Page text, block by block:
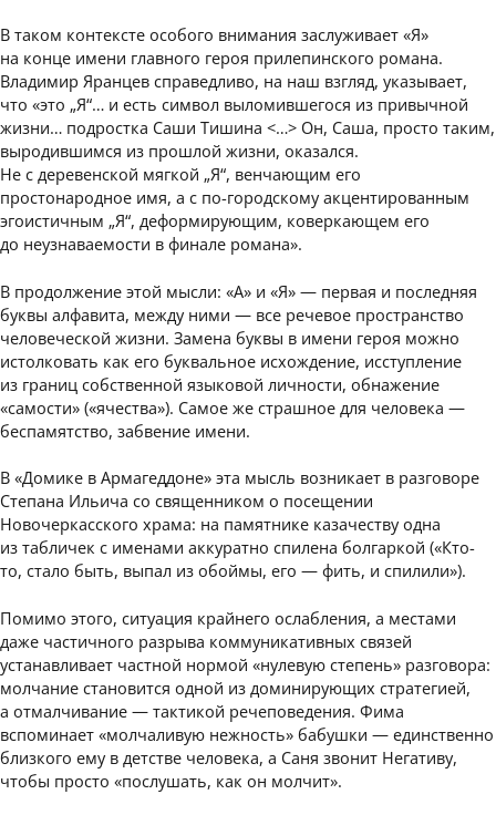
В таком контексте особого внимания заслуживает «Я»
на конце имени главного героя прилепинского романа.
Владимир Яранцев справедливо, на наш взгляд, указывает,
что «это „Я“… и есть символ выломившегося из привычной
жизни… подростка Саши Тишина <…> Он, Саша, просто таким,
выродившимся из прошлой жизни, оказался.
Не с деревенской мягкой „Я“, венчающим его
простонародное имя, а с по-городскому акцентированным
эгоистичным „Я“, деформирующим, коверкающем его
до неузнаваемости в финале романа».
В продолжение этой мысли: «А» и «Я» — первая и последняя
буквы алфавита, между ними — все речевое пространство
человеческой жизни. Замена буквы в имени героя можно
истолковать как его буквальное исхождение, исступление
из границ собственной языковой личности, обнажение
«самости» («ячества»). Самое же страшное для человека —
беспамятство, забвение имени.
В «Домике в Армагеддоне» эта мысль возникает в разговоре
Степана Ильича со священником о посещении
Новочеркасского храма: на памятнике казачеству одна
из табличек с именами аккуратно спилена болгаркой («Кто-
то, стало быть, выпал из обоймы, его — фить, и спилили»).
Помимо этого, ситуация крайнего ослабления, а местами
даже частичного разрыва коммуникативных связей
устанавливает частной нормой «нулевую степень» разговора:
молчание становится одной из доминирующих стратегией,
а отмалчивание — тактикой речеповедения. Фима
вспоминает «молчаливую нежность» бабушки — единственно
близкого ему в детстве человека, а Саня звонит Негативу,
чтобы просто «послушать, как он молчит».